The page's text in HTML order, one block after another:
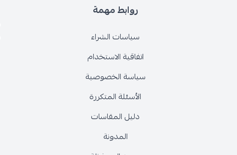
روابط مهمة
سياسات الشراء
اتفاقية الاستخدام
سياسة الخصوصية
الأسئلة المتكررة
دليل المقاسات
المدونة